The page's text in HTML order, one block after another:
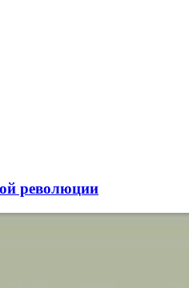
революции